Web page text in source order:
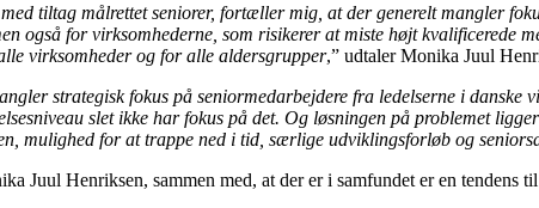
tiltag målrettet seniorer, fortæller mig, at der generelt mangler
også for virksomhederne, som risikerer at miste højt kvalificerede
virksomheder og for alle aldersgrupper,” udtaler Monika Juul
strategisk fokus på seniormedarbejdere fra ledelserne i
slet ikke har fokus på det. Og løsningen på problemet
mulighed for at trappe ned i tid, særlige udviklingsforløb og
Juul Henriksen, sammen med, at der er i samfundet er en tendens